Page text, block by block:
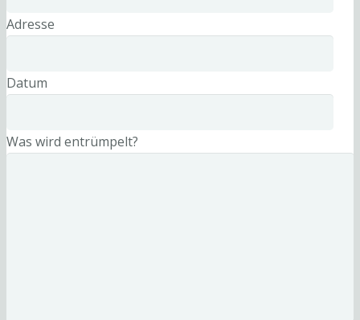
Adresse
Datum
Was wird entrümpelt?